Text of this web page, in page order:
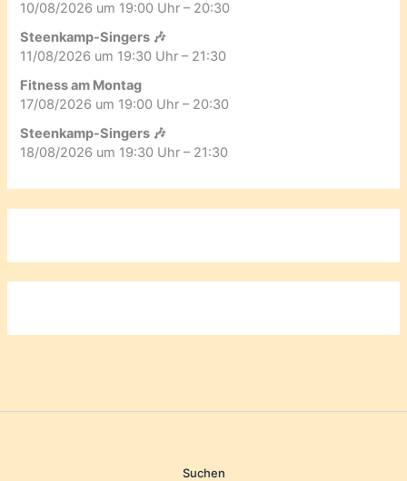
10/08/2026 um 19:00 Uhr – 20:30
Steenkamp-Singers 🎶
11/08/2026 um 19:30 Uhr – 21:30
Fitness am Montag
17/08/2026 um 19:00 Uhr – 20:30
Steenkamp-Singers 🎶
18/08/2026 um 19:30 Uhr – 21:30
Suchen